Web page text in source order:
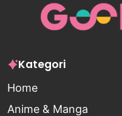
Kategori
Home
Anime & Manga